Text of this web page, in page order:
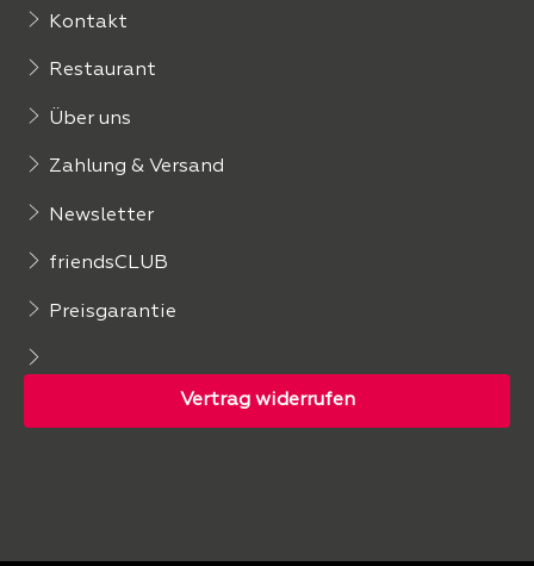
Kontakt
Restaurant
Über uns
Zahlung & Versand
Newsletter
friendsCLUB
Preisgarantie